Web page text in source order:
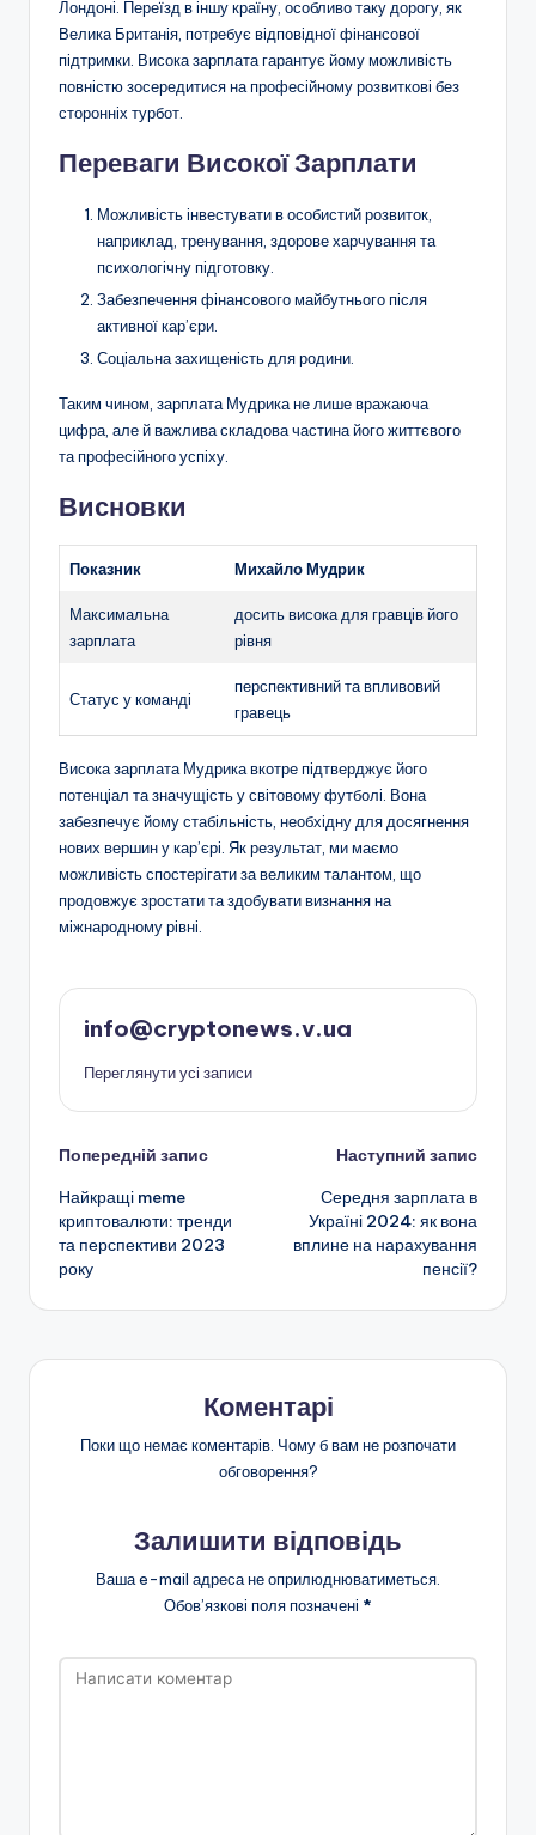
Лондоні. Переїзд в іншу країну, особливо таку дорогу, як
Велика Британія, потребує відповідної фінансової
підтримки. Висока зарплата гарантує йому можливість
повністю зосередитися на професійному розвиткові без
сторонніх турбот.
Переваги Високої Зарплати
Можливість інвестувати в особистий розвиток,
наприклад, тренування, здорове харчування та
психологічну підготовку.
Забезпечення фінансового майбутнього після
активної кар’єри.
Соціальна захищеність для родини.
Таким чином, зарплата Мудрика не лише вражаюча
цифра, але й важлива складова частина його життєвого
та професійного успіху.
Висновки
Показник Михайло Мудрик
Максимальна
зарплата
досить висока для гравців його
рівня
Статус у команді
перспективний та впливовий
гравець
Висока зарплата Мудрика вкотре підтверджує його
потенціал та значущість у світовому футболі. Вона
забезпечує йому стабільність, необхідну для досягнення
нових вершин у кар’єрі. Як результат, ми маємо
можливість спостерігати за великим талантом, що
продовжує зростати та здобувати визнання на
міжнародному рівні.
info@cryptonews.v.ua
Переглянути усі записи
Навігація
по
запису
Попередній запис
Найкращі meme
криптовалюти: тренди
та перспективи 2023
року
Наступний запис
Середня зарплата в
Україні 2024: як вона
вплине на нарахування
пенсії?
Коментарі
Поки що немає коментарів. Чому б вам не розпочати
обговорення?
Залишити відповідь
Ваша e-mail адреса не оприлюднюватиметься.
Обов’язкові поля позначені *